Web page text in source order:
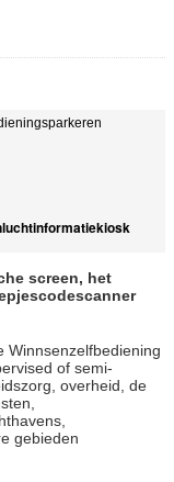
screen, het
Winnsenzelfbediening
of semi-
overheid, de
gebieden